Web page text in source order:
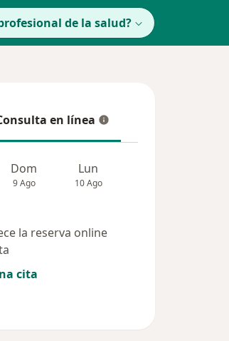
de la salud?
en línea
en línea
Dom
9 Ago
Lun
10 Ago
la reserva online
cita